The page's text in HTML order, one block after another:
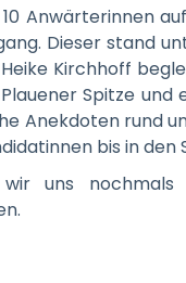
Anwärterinnen
Dieser stand
Kirchhoff
Spitze
Anekdoten
bis in
uns